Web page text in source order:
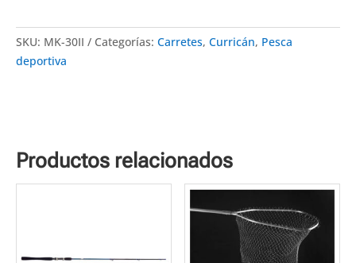
SKU: MK-30II Categorías: Carretes, Curricán, Pesca
deportiva
Productos relacionados